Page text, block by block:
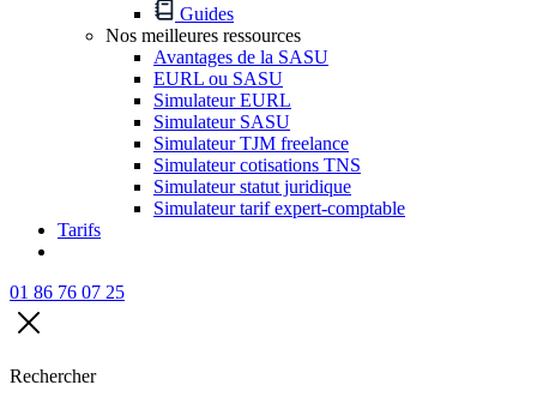
Guides
Nos meilleures ressources
Avantages de la SASU
EURL ou SASU
Simulateur EURL
Simulateur SASU
Simulateur TJM freelance
Simulateur cotisations TNS
Simulateur statut juridique
Simulateur tarif expert-comptable
Tarifs
01 86 76 07 25
Rechercher